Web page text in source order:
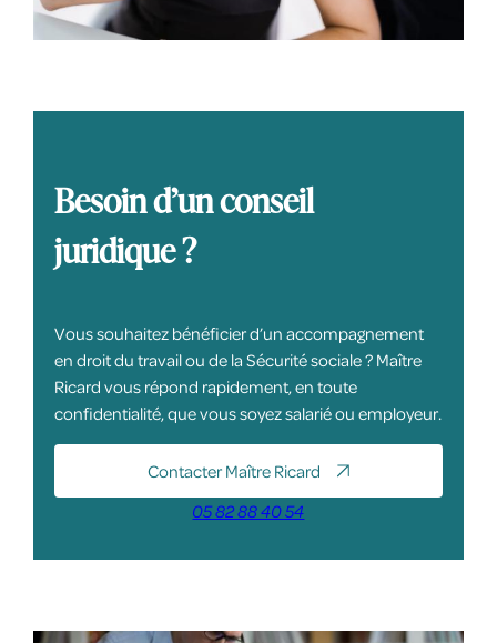
Besoin d’un conseil
juridique ?
Vous souhaitez bénéficier d’un accompagnement
en droit du travail ou de la Sécurité sociale ? Maître
Ricard vous répond rapidement, en toute
confidentialité, que vous soyez salarié ou employeur.
Contacter Maître Ricard
05 82 88 40 54